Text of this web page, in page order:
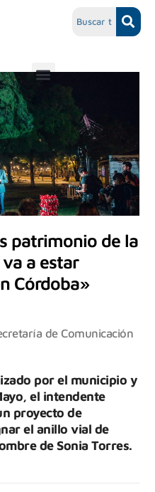
patrimonio de la
a estar
Córdoba»
de Comunicación
por el municipio y
el intendente
proyecto de
el anillo vial de
de Sonia Torres.